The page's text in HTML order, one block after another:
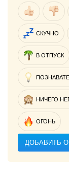
СКУЧНО
В ОТПУСК
НИЧЕГО
ОГОНЬ
ДОБАВИТЬ